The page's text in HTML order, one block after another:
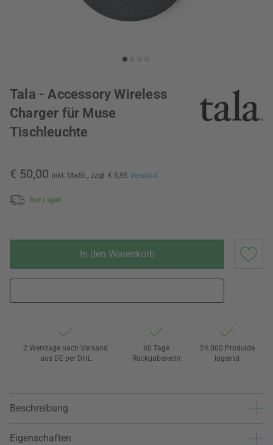
Tala - Accessory Wireless
Charger für Muse
Tischleuchte
€ 50,00 inkl. MwSt., zzgl. € 5,95 Versand
Auf Lager
In den Warenkorb
2 Werktage nach Versand
aus DE per DHL
60 Tage
Rückgaberecht
24.000 Produkte
lagernd
Beschreibung
Eigenschaften